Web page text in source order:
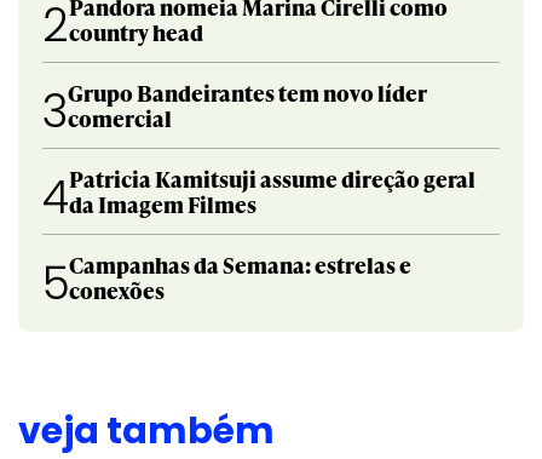
2Pandora nomeia Marina Cirelli como
country head
3Grupo Bandeirantes tem novo líder
comercial
4Patricia Kamitsuji assume direção geral
da Imagem Filmes
5Campanhas da Semana: estrelas e
conexões
veja também